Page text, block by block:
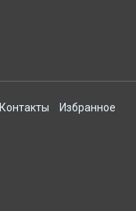
Контакты
Избранное